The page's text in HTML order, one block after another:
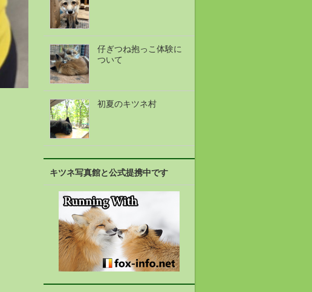
仔ぎつね抱っこ体験に
ついて
初夏のキツネ村
キツネ写真館と公式提携中です